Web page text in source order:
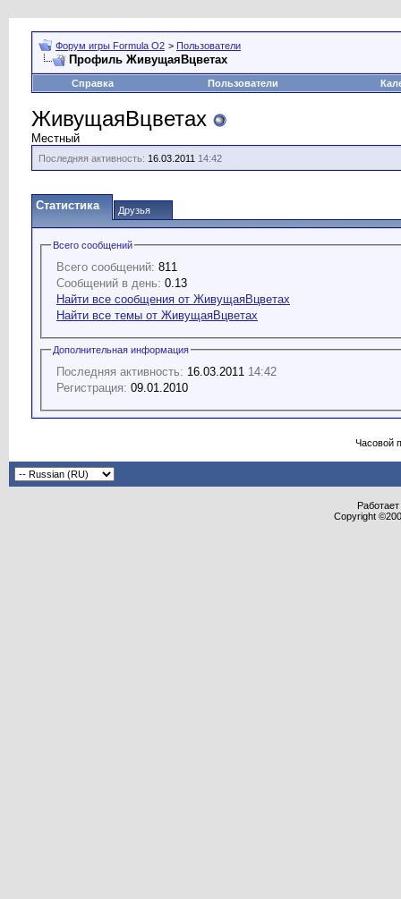
Форум игры Formula O2 > Пользователи
Профиль ЖивущаяВцветах
Справка Пользователи
ЖивущаяВцветах
Местный
Последняя активность: 16.03.2011 14:42
Статистика Друзья
Всего сообщений
Всего сообщений: 811
Сообщений в день: 0.13
Найти все сообщения от ЖивущаяВцветах
Найти все темы от ЖивущаяВцветах
Дополнительная информация
Последняя активность: 16.03.2011 14:42
Регистрация: 09.01.2010
Часовой
Copyright